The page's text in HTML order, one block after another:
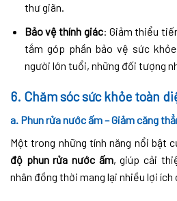
thư giãn.
Bảo vệ thính giác: Giảm thiểu
tắm góp phần bảo vệ sức
người lớn tuổi, những đối tượng
6. Chăm sóc sức khỏe toàn
a. Phun rửa nước ấm – Giảm căng
Một trong những tính năng nổi bật
độ phun rửa nước ấm, giúp cải
nhân đồng thời mang lại nhiều lợi